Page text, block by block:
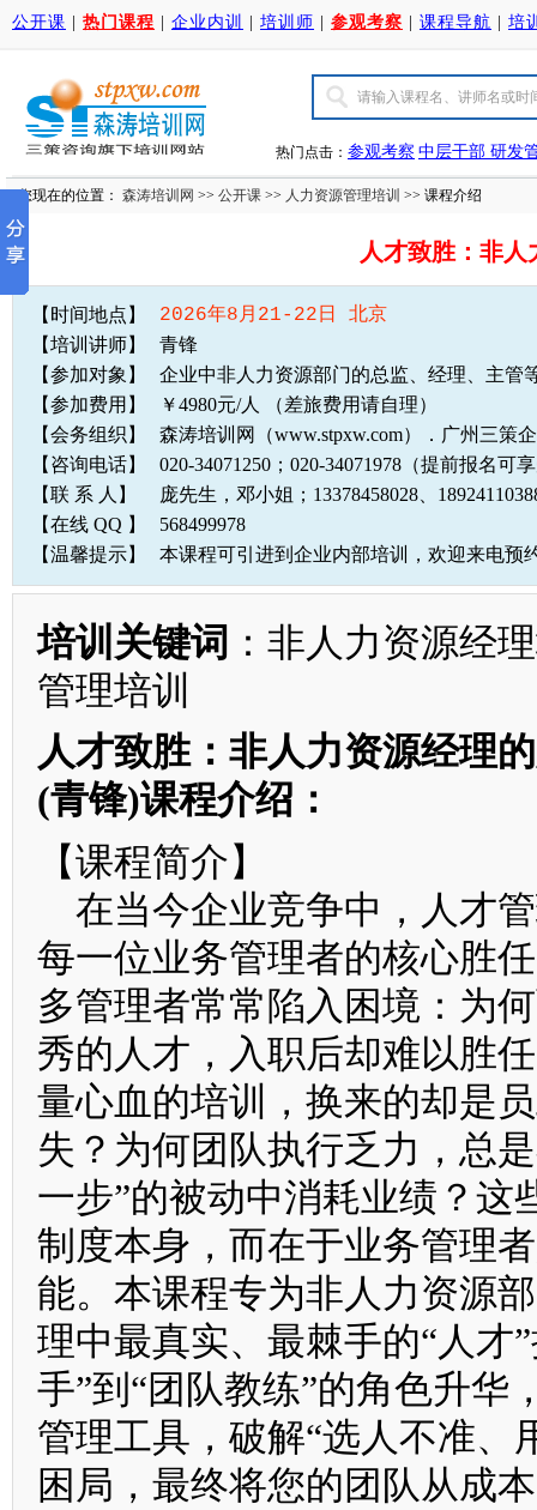
公开课 热门课程 企业内训 培训师 参观考察 课程导航 培
热门点击： 参观考察 中层干部 研发
您现在的位置： 森涛培训网 >> 公开课 >> 人力资源管理培训 >> 课程介绍
人才致胜：非
【时间地点】 2026年8月21-22日 北京
【培训讲师】
青锋
【参加对象】
企业中非人力资源部门的总监、经理、主管
【参加费用】
￥4980元/人 （差旅费用请自理）
【会务组织】
森涛培训网（www.stpxw.com）．广州三策
【咨询电话】
020-34071250；020-34071978（提前报名可
【联 系 人】
庞先生，邓小姐；13378458028、
【在线 QQ 】
568499978
【温馨提示】
本课程可引进到企业内部培训，欢迎来电预
培训关键词 ：非人力资源经
管理培训
人才致胜：非人力资源经理
(青锋)课程介绍：
【课程简介】
在当今企业竞争中，人才
每一位业务管理者的核心胜
多管理者常常陷入困境：为
秀的人才，入职后却难以胜
量心血的培训，换来的却是
失？为何团队执行乏力，总
一步”的被动中消耗业绩？这
制度本身，而在于业务管理
能。本课程专为非人力资源
理中最真实、最棘手的“人才
手”到“团队教练”的角色升华
管理工具，破解“选人不准、
困局，最终将您的团队从成